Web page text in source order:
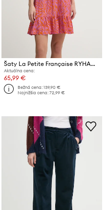
Šaty La Petite Française RYHANA
Aktuálna cena:
65,99 €
Bežná cena:139,90 €
Najnižšia cena:72,99 €